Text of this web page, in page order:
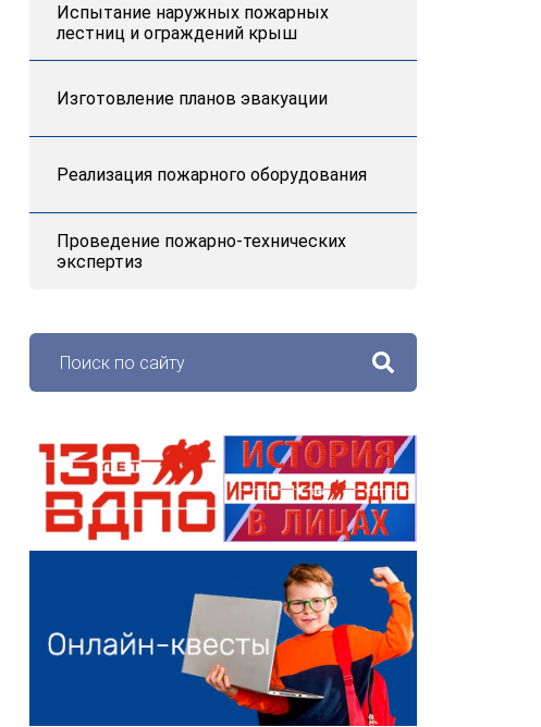
Испытание наружных пожарных
лестниц и ограждений крыш
Изготовление планов эвакуации
Реализация пожарного оборудования
Проведение пожарно-технических
экспертиз